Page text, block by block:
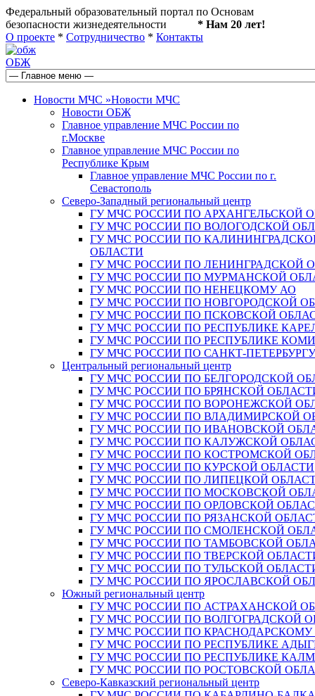
Федеральный образовательный портал по Основам
безопасности жизнедеятельности * Нам 20 лет!
О проекте * Сотрудничество * Контакты
ОБЖ
Новости МЧС »Новости МЧС
Новости ОБЖ
Главное управление МЧС России по
г.Москве
Главное управление МЧС России по
Республике Крым
Главное управление МЧС России по г.
Севастополь
Северо-Западный региональный центр
ГУ МЧС РОССИИ ПО АРХАНГЕЛЬСКОЙ
ГУ МЧС РОССИИ ПО ВОЛОГОДСКОЙ
ГУ МЧС РОССИИ ПО
ОБЛАСТИ
ГУ МЧС РОССИИ ПО ЛЕНИНГРАДСКОЙ
ГУ МЧС РОССИИ ПО МУРМАНСКОЙ
ГУ МЧС РОССИИ ПО НЕНЕЦКОМУ АО
ГУ МЧС РОССИИ ПО НОВГОРОДСКОЙ
ГУ МЧС РОССИИ ПО ПСКОВСКОЙ
ГУ МЧС РОССИИ ПО РЕСПУБЛИКЕ
ГУ МЧС РОССИИ ПО РЕСПУБЛИКЕ КОМИ
ГУ МЧС РОССИИ ПО САНКТ-ПЕТЕРБУРГУ
Центральный региональный центр
ГУ МЧС РОССИИ ПО БЕЛГОРОДСКОЙ
ГУ МЧС РОССИИ ПО БРЯНСКОЙ
ГУ МЧС РОССИИ ПО ВОРОНЕЖСКОЙ
ГУ МЧС РОССИИ ПО ВЛАДИМИРСКОЙ
ГУ МЧС РОССИИ ПО ИВАНОВСКОЙ
ГУ МЧС РОССИИ ПО КАЛУЖСКОЙ
ГУ МЧС РОССИИ ПО КОСТРОМСКОЙ
ГУ МЧС РОССИИ ПО КУРСКОЙ ОБЛАСТИ
ГУ МЧС РОССИИ ПО ЛИПЕЦКОЙ
ГУ МЧС РОССИИ ПО МОСКОВСКОЙ
ГУ МЧС РОССИИ ПО ОРЛОВСКОЙ
ГУ МЧС РОССИИ ПО РЯЗАНСКОЙ
ГУ МЧС РОССИИ ПО СМОЛЕНСКОЙ
ГУ МЧС РОССИИ ПО ТАМБОВСКОЙ
ГУ МЧС РОССИИ ПО ТВЕРСКОЙ
ГУ МЧС РОССИИ ПО ТУЛЬСКОЙ
ГУ МЧС РОССИИ ПО ЯРОСЛАВСКОЙ
Южный региональный центр
ГУ МЧС РОССИИ ПО АСТРАХАНСКОЙ
ГУ МЧС РОССИИ ПО ВОЛГОГРАДСКОЙ
ГУ МЧС РОССИИ ПО
ГУ МЧС РОССИИ ПО РЕСПУБЛИКЕ
ГУ МЧС РОССИИ ПО РЕСПУБЛИКЕ
ГУ МЧС РОССИИ ПО РОСТОВСКОЙ
Северо-Кавказский региональный центр